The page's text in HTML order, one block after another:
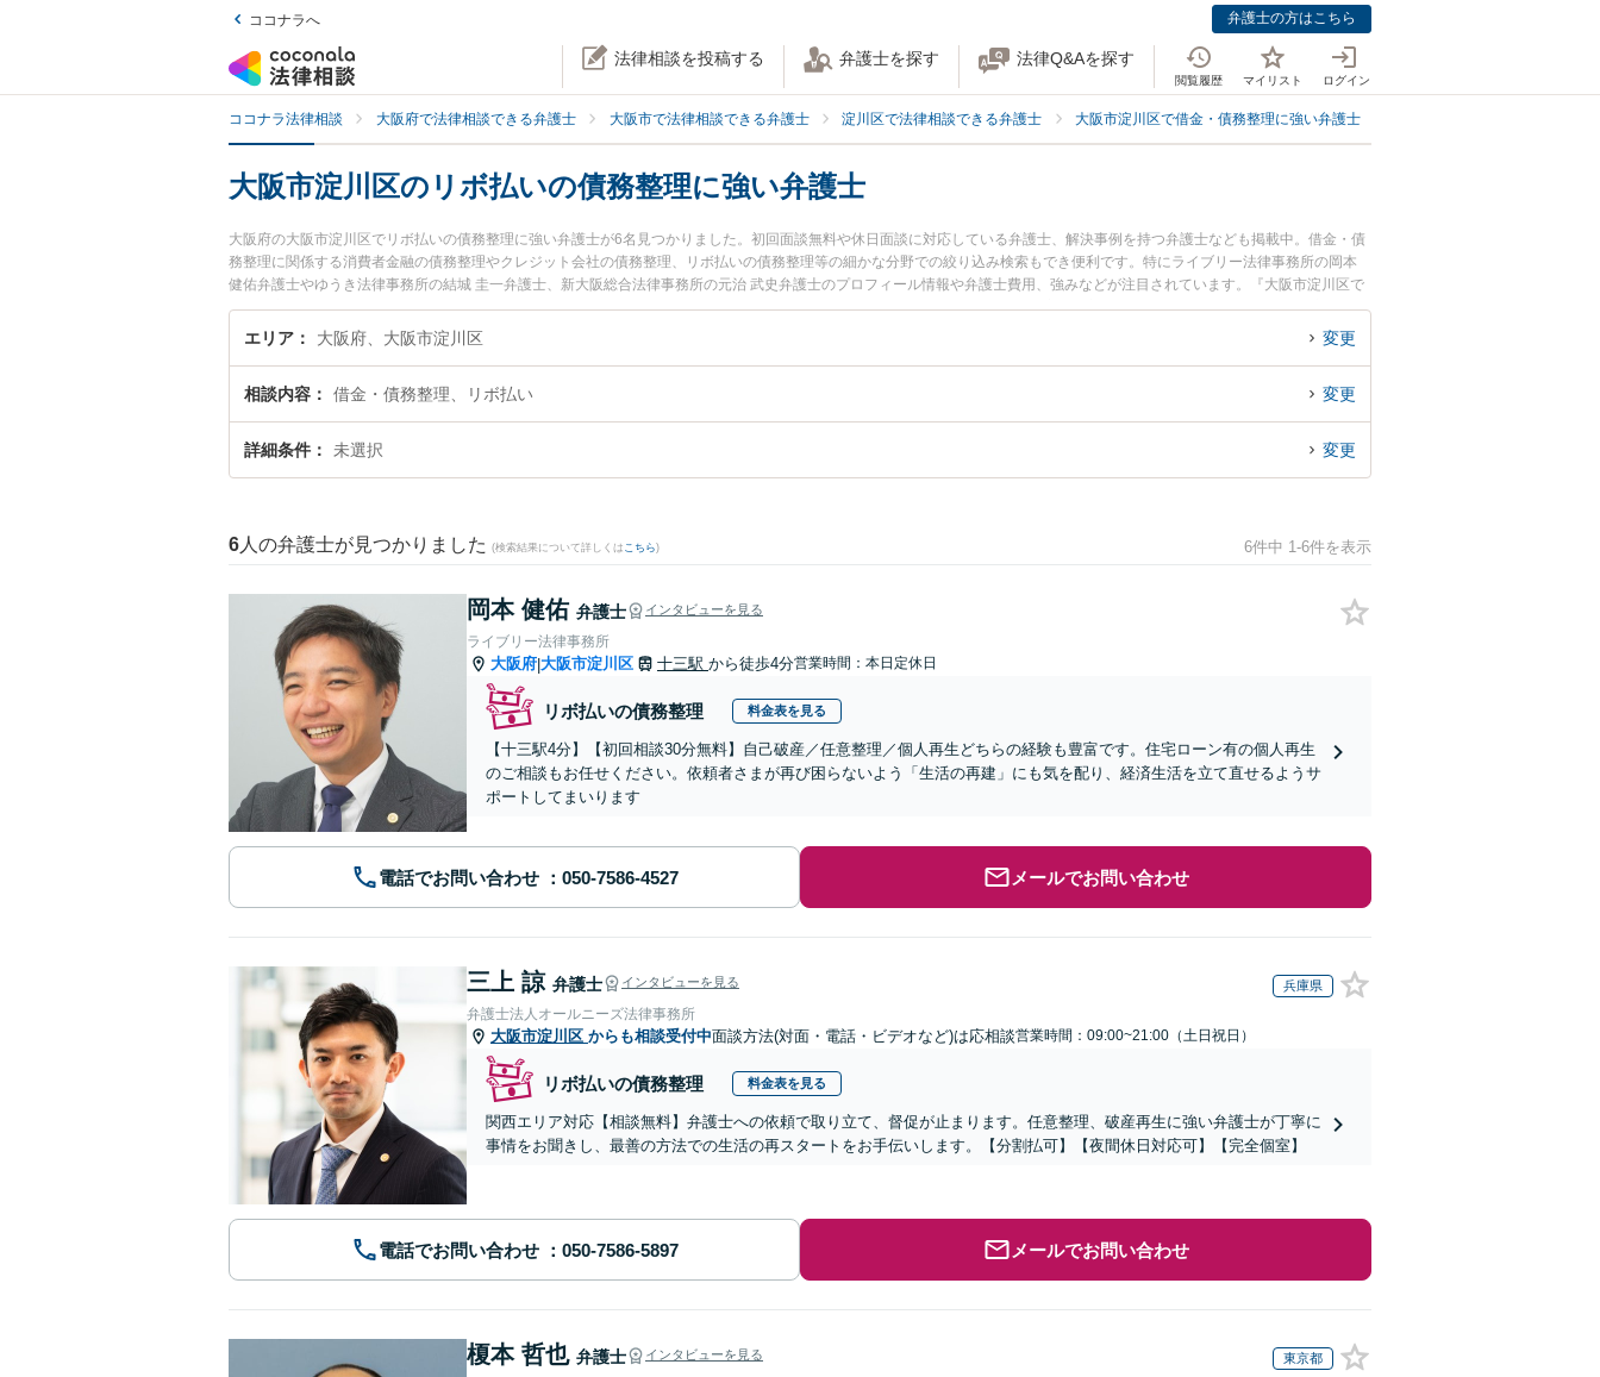
ココナラへ 弁護士の方はこちら
法律相談を投稿する 弁護士を探す 法律Q&Aを探す
閲覧履歴 マイリスト ログイン
ココナラ法律相談 大阪府で法律相談できる弁護士 大阪市で法律相談できる弁護士 淀川区で法律相談できる弁護士 大阪市淀川区で借金・債務整理に強い弁護士
大阪市淀川区のリボ払いの債務整理に強い弁護士
大阪府の大阪市淀川区でリボ払いの債務整理に強い弁護士が6名見つかりました。初回面談無料や休日面談に対応している弁護士、解決事例を持つ弁護士なども掲載中。借金・債
務整理に関係する消費者金融の債務整理やクレジット会社の債務整理、リボ払いの債務整理等の細かな分野での絞り込み検索もでき便利です。特にライブリー法律事務所の岡本
健佑弁護士やゆうき法律事務所の結城 圭一弁護士、新大阪総合法律事務所の元治 武史弁護士のプロフィール情報や弁護士費用、強みなどが注目されています。『大阪市淀川区で
土日や夜間に発生したリボ払いの債務整理のトラブルを今すぐに弁護士に相談したい』『リボ払いの債務整理のトラブル解決の実績豊富な近くの弁護士を検索したい』『初回相談
無料でリボ払いの債務整理を法律相談できる大阪市淀川区内の弁護士に相談予約したい』などでお困りの相談者さんにおすすめです。
エリア 大阪府、大阪市淀川区 変更
相談内容 借金・債務整理、リボ払い 変更
詳細条件 未選択 変更
6 人の弁護士が見つかりました (検索結果について詳しくは こちら) 6件中 1-6件を表示
岡本 健佑 弁護士 インタビューを見る
ライブリー法律事務所
大阪府|大阪市淀川区 十三駅 から徒歩4分営業時間：本日定休日
リボ払いの債務整理 料金表を見る
【十三駅4分】【初回相談30分無料】自己破産／任意整理／個人再生どちらの経験も豊富です。住宅ローン有の個人再生
のご相談もお任せください。依頼者さまが再び困らないよう「生活の再建」にも気を配り、経済生活を立て直せるようサ
ポートしてまいります
電話でお問い合わせ メールでお問い合わせ
三上 諒 弁護士 インタビューを見る 兵庫県
弁護士法人オールニーズ法律事務所
大阪市淀川区 からも相談受付中面談方法(対面・電話・ビデオなど)は応相談営業時間：09:00~21:00（土日祝日）
リボ払いの債務整理 料金表を見る
関西エリア対応【相談無料】弁護士への依頼で取り立て、督促が止まります。任意整理、破産再生に強い弁護士が丁寧に
事情をお聞きし、最善の方法での生活の再スタートをお手伝いします。【分割払可】【夜間休日対応可】【完全個室】
電話でお問い合わせ メールでお問い合わせ
榎本 哲也 弁護士 インタビューを見る 東京都